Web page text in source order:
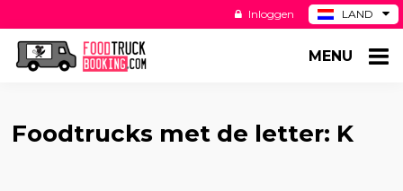
LAND
DE
Inloggen
MENU
Foodtrucks met de letter: K